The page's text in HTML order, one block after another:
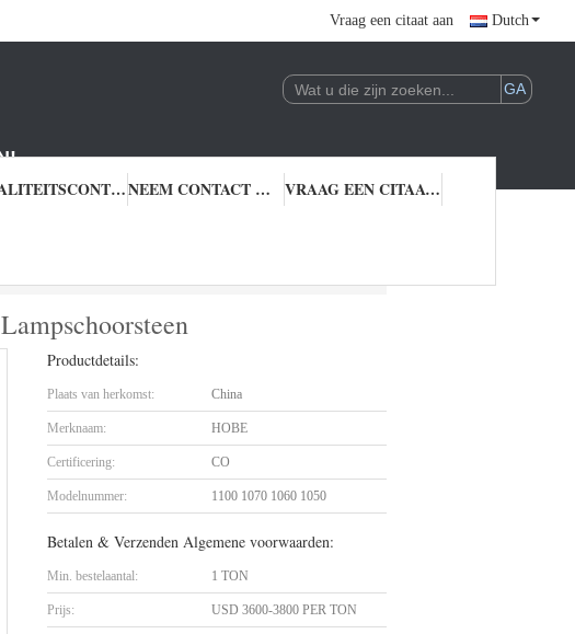
Vraag een citaat aan Dutch
!
KWALITEITSCONTROLE NEEM CONTACT MET ONS OP VRAAG EEN CITAAT AAN
Productdetails:
Plaats van herkomst: China
Merknaam: HOBE
Certificering: CO
Modelnummer: 1100 1070 1060 1050
Betalen & Verzenden Algemene voorwaarden:
Min. bestelaantal: 1 TON
Prijs: USD 3600-3800 PER TON